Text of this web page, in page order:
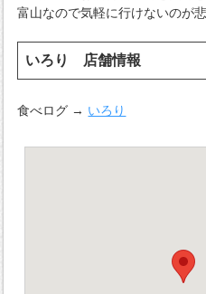
富山なので気軽に行けないのが
いろり 店舗情報
食べログ → いろり